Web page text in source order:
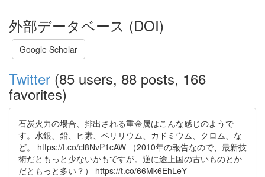
外部データベース (DOI)
Google Scholar
Twitter (85 users, 88 posts, 166
favorites)
石炭火力の場合、排出される重金属はこんな感じのようで
す。水銀、鉛、ヒ素、ベリリウム、カドミウム、クロム、な
ど。 https://t.co/cl8NvP1cAW （2010年の報告なので、最新技
術だともっと少ないかもですが。逆に途上国の古いものとか
だともっと多い？） https://t.co/66Mk6EhLeY